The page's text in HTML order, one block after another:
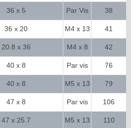
36 x 5 Par Vis
FHc M4
38
36 x 20 M4 x 13 41
20.8 x 36 M4 x 8 42
40 x 8 Par vis
FHc M5
76
40 x 8 M5 x 13 79
47 x 8 Par vis
FHc M5
106
47 x 25.7 M5 x 13 110